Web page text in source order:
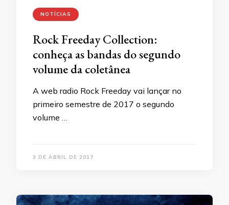
NOTÍCIAS
Rock Freeday Collection:
conheça as bandas do segundo
volume da coletânea
A web radio Rock Freeday vai lançar no
primeiro semestre de 2017 o segundo
volume …
3 DE ABRIL DE 2017